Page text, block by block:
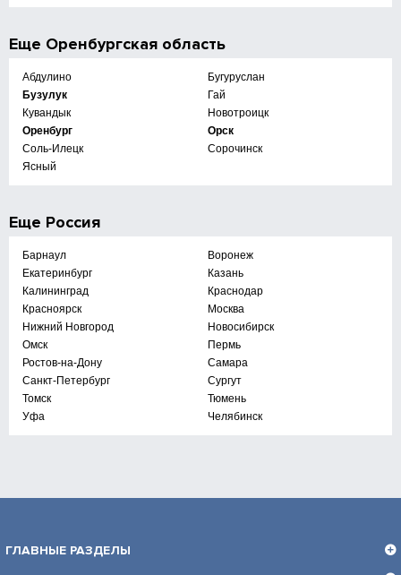
Еще Оренбургская область
Абдулино
Бугуруслан
Бузулук
Гай
Кувандык
Новотроицк
Оренбург
Орск
Соль-Илецк
Сорочинск
Ясный
Еще Россия
Барнаул
Воронеж
Екатеринбург
Казань
Калининград
Краснодар
Красноярск
Москва
Нижний Новгород
Новосибирск
Омск
Пермь
Ростов-на-Дону
Самара
Санкт-Петербург
Сургут
Томск
Тюмень
Уфа
Челябинск
ГЛАВНЫЕ РАЗДЕЛЫ